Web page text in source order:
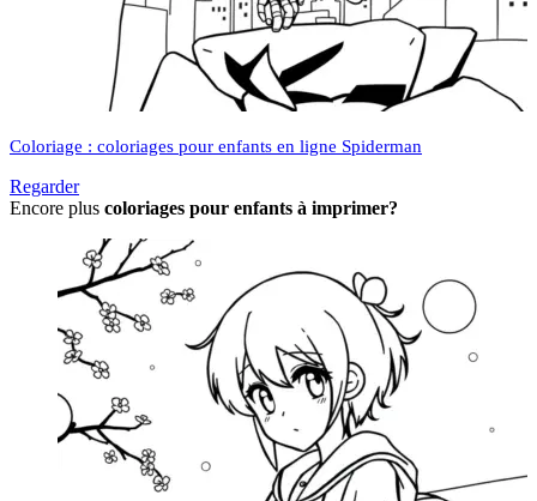
Coloriage : coloriages pour enfants en ligne Spiderman
Regarder
Encore plus coloriages pour enfants à imprimer?